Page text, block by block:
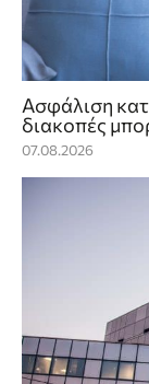
Ασφάλιση
διακοπές
07.08.2026